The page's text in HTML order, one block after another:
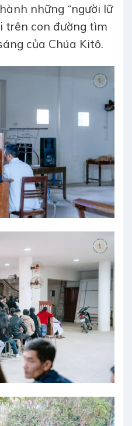
những “người lữ
trên con đường tìm
của Chúa Kitô.